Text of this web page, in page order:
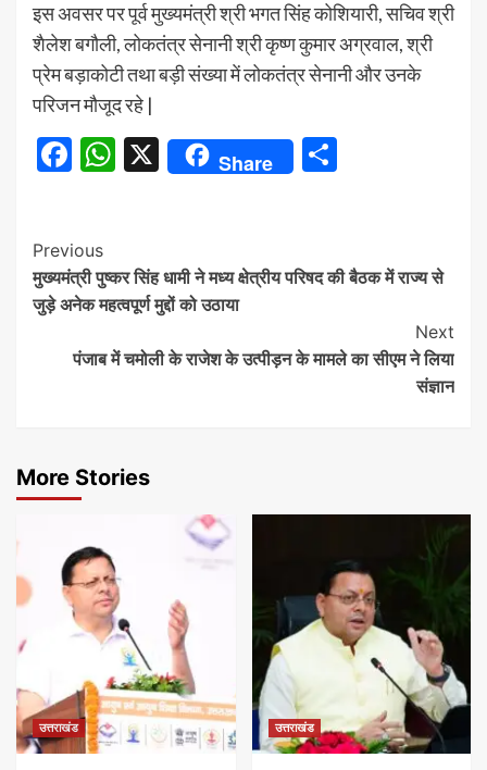
इस अवसर पर पूर्व मुख्यमंत्री श्री भगत सिंह कोशियारी, सचिव श्री
शैलेश बगौली, लोकतंत्र सेनानी श्री कृष्ण कुमार अग्रवाल, श्री
प्रेम बड़ाकोटी तथा बड़ी संख्या में लोकतंत्र सेनानी और उनके
परिजन मौजूद रहे |
Facebook
WhatsApp
X Share
Continue
Reading
Previous
मुख्यमंत्री पुष्कर सिंह धामी ने मध्य क्षेत्रीय परिषद की बैठक में राज्य से
जुड़े अनेक महत्वपूर्ण मुद्दों को उठाया
Next
पंजाब में चमोली के राजेश के उत्पीड़न के मामले का सीएम ने लिया
संज्ञान
More Stories
उत्तराखंड उत्तराखंड